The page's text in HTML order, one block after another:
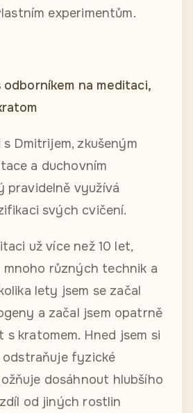
experimentům.
odborníkem na meditaci,
s Dmitrijem, zkušeným
a duchovním
pravidelně využívá
svých cvičení.
už více než 10 let,
mnoho různých technik a
lety jsem se začal
a začal jsem opatrně
s kratomem. Hned jsem si
odstraňuje fyzické
dosáhnout hlubšího
od jiných rostlin